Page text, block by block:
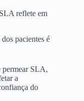
reflete em
pacientes é
permear SLA,
a
do